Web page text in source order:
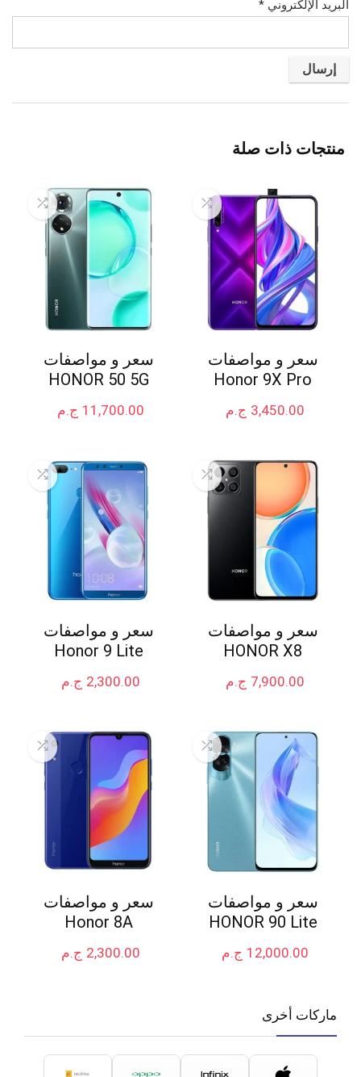
البريد الإلكتروني *
منتجات ذات صلة
سعر و مواصفات
Honor 9X Pro
ج.م 3,450.00
سعر و مواصفات
HONOR 50 5G
ج.م 11,700.00
سعر و مواصفات
HONOR X8
ج.م 7,900.00
سعر و مواصفات
Honor 9 Lite
ج.م 2,300.00
سعر و مواصفات
HONOR 90 Lite
ج.م 12,000.00
سعر و مواصفات
Honor 8A
ج.م 2,300.00
ماركات أخرى